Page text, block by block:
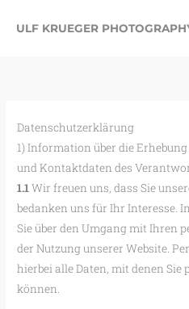
InhaltULF KRUEGER
Datenschutzerklärung
1) Information über die
und Kontaktdaten des
1.1Wir freuen uns, dass Sie
bedanken uns für Ihr Interesse.
Sie über den Umgang mit Ihren
der Nutzung unserer Website.
hierbei alle Daten, mit denen
können.